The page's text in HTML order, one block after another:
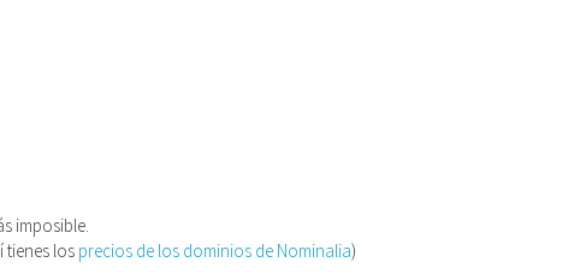
imposible.
tienes los precios de los dominios de Nominalia)